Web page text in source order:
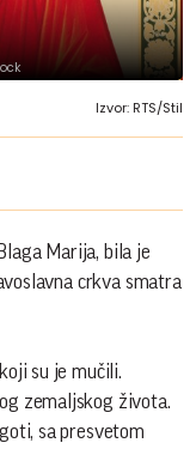
Izvor: RTS/Stil
Marija, bila je
crkva smatra
su je mučili.
zemaljskog života.
sa presvetom